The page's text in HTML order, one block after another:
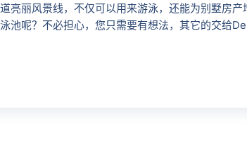
亮丽风景线，不仅可以用来游泳，还能为别墅房
池呢？不必担心，您只需要有想法，其它的交给